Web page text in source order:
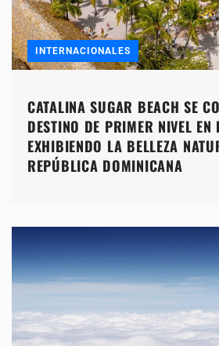
INTERNACIONALES
CATALINA SUGAR BEACH SE
DESTINO DE PRIMER NIVEL EN
EXHIBIENDO LA BELLEZA
REPÚBLICA DOMINICANA